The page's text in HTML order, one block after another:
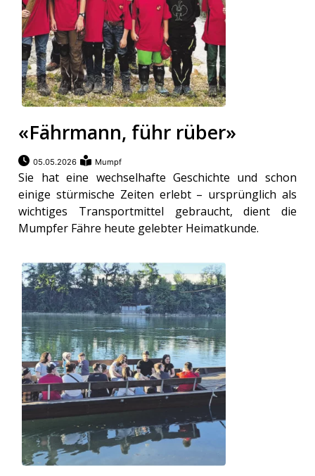
«Fährmann, führ rüber»
05.05.2026 Mumpf
Sie hat eine wechselhafte Geschichte und schon
einige stürmische Zeiten erlebt – ursprünglich als
wichtiges Transportmittel gebraucht, dient die
Mumpfer Fähre heute gelebter Heimatkunde.